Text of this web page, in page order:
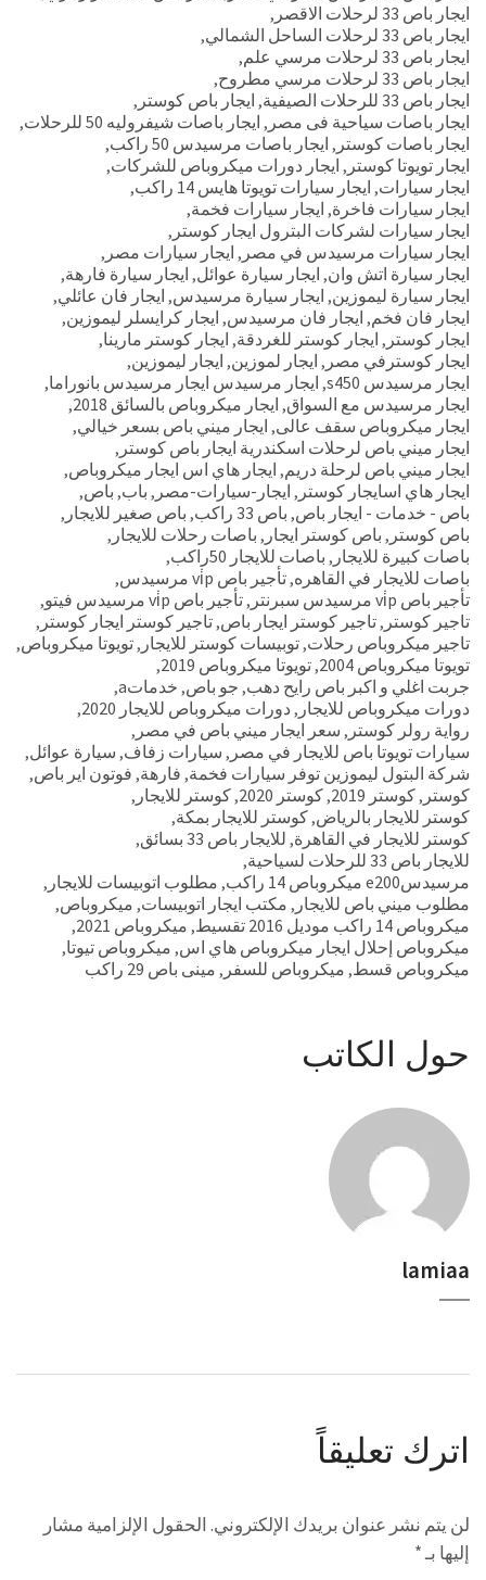
ايجار باص 33 لرحلات الاقصر
,
ايجار باص 33 لرحلات الساحل الشمالي
,
ايجار باص 33 لرحلات مرسي علم
,
ايجار باص 33 لرحلات مرسي مطروح
,
ايجار باص 33 للرحلات الصيفية
, ايجار باص كوستر ,
ايجار باصات سياحية فى مصر , ايجار باصات شيفروليه 50 للرحلات
,
ايجار باصات كوستر , ايجار باصات مرسيدس 50 راكب
,
ايجار تويوتا كوستر , ايجار دورات ميكروباص للشركات,
ايجار سيارات, ايجار سيارات تويوتا هايس 14 راكب
,
ايجار سيارات فاخرة, ايجار سيارات فخمة,
ايجار سيارات لشركات البترول ايجار كوستر ,
ايجار سيارات مرسيدس في مصر , ايجار سيارات مصر ,
ايجار سيارة اتش وان, ايجار سيارة عوائل, ايجار سيارة فارهة,
ايجار سيارة ليموزين, ايجار سيارة مرسيدس, ايجار فان عائلي,
ايجار فان فخم, ايجار فان مرسيدس, ايجار كرايسلر ليموزين,
ايجار كوستر , ايجار كوستر للغردقة, ايجار كوستر مارينا,
ايجار كوسترفي مصر , ايجار لموزين, ايجار ليموزين,
ايجار مرسيدس s450
, ايجار مرسيدس ايجار مرسيدس بانوراما,
ايجار مرسيدس مع السواق, ايجار ميكروباص بالسائق 2018
,
ايجار ميكروباص سقف عالى, ايجار ميني باص بسعر خيالي,
ايجار ميني باص لرحلات اسكندرية ايجار باص كوستر ,
ايجار ميني باص لرحلة دريم, ايجار هاي اس ايجار ميكروباص,
ايجار هاي اسايجار كوستر , ايجار-سيارات-مصر , باب, باص,
باص - خدمات - ايجار باص, باص 33 راكب , باص صغير للايجار ,
باص كوستر , باص كوستر ايجار , باصات رحلات للايجار ,
باصات كبيرة للايجار , باصات للايجار 50راكب
,
باصات للايجار في القاهره,تأجير باص vi̇p مرسيدس
,
تأجير باص vi̇p مرسيدس سبرنتر
,تأجير باص vi̇p مرسيدس فيتو
,
تاجير كوستر ,تاجير كوستر ايجار باص,تاجير كوستر ايجار كوستر ,
تاجير ميكروباص رحلات,توبيسات كوستر للايجار ,تويوتا ميكروباص,
تويوتا ميكروباص 2004
,تويوتا ميكروباص 2019
,
جربت اغلي و اكبر باص رايح دهب, جو باص, خدماتa ,
دورات ميكروباص للايجار ,دورات ميكروباص للايجار 2020
,
رواية رولر كوستر , سعر ايجار ميني باص في مصر ,
سيارات تويوتا باص للايجار في مصر , سيارات زفاف, سيارة عوائل,
شركة البتول ليموزين توفر سيارات فخمة, فارهة, فوتون اير باص,
كوستر ,كوستر 2019 ,كوستر 2020 ,كوستر للايجار ,
كوستر للايجار بالرياض,كوستر للايجار بمكة,
كوستر للايجار في القاهرة, للايجار باص 33 بسائق
,
للايجار باص 33 للرحلات لسياحية
,
مرسيدسe200 ميكروباص 14 راكب
, مطلوب اتوبيسات للايجار ,
مطلوب ميني باص للايجار , مكتب ايجار اتوبيسات, ميكروباص,
ميكروباص 14 راكب موديل 2016 تقسيط
, ميكروباص 2021
,
ميكروباص إحلال ايجار ميكروباص هاي اس, ميكروباص تيوتا,
ميكروباص قسط, ميكروباص للسفر , مينى باص 29 راكب
حول الكاتب
lamiaa
اترك تعليقاً
لن يتم نشر عنوان بريدك الإلكتروني. الحقول الإلزامية مشار
إليها بـ*